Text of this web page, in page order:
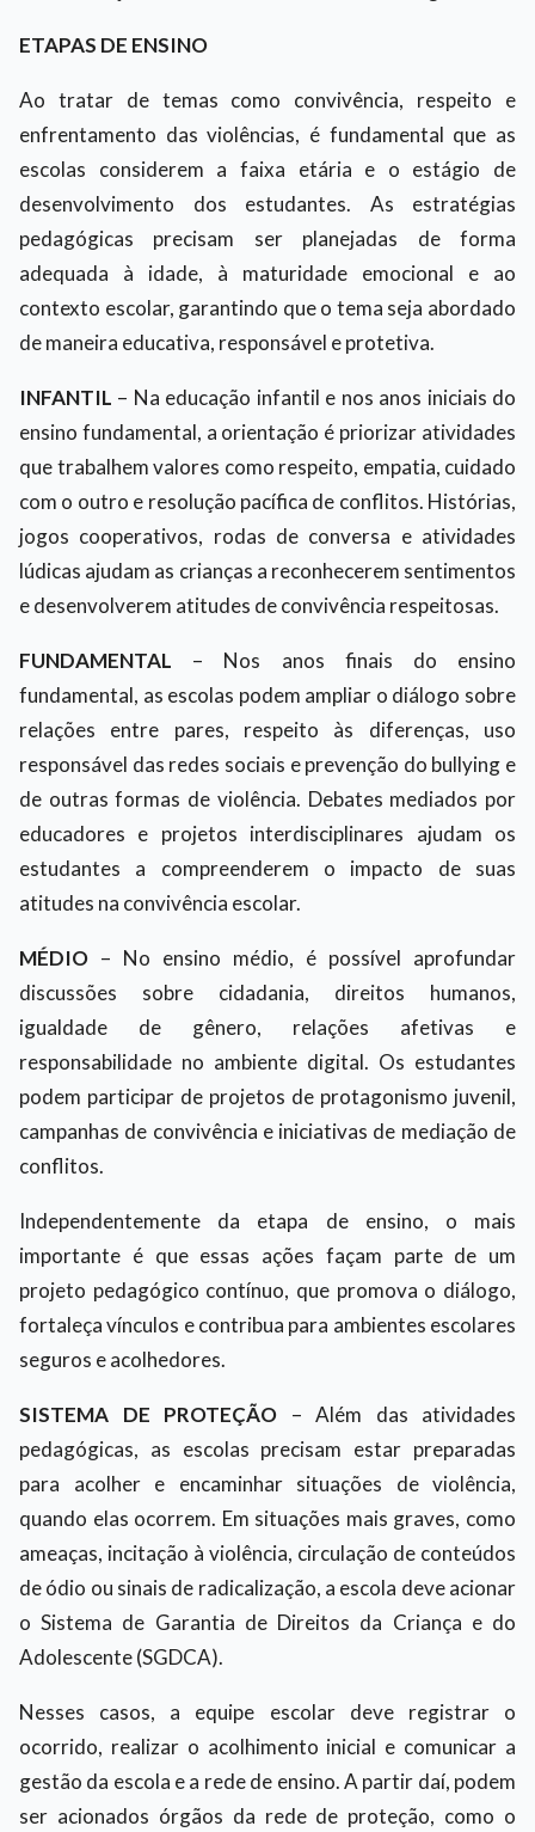
ETAPAS DE ENSINO
Ao tratar de temas como convivência, respeito e
enfrentamento das violências, é fundamental que as
escolas considerem a faixa etária e o estágio de
desenvolvimento dos estudantes. As estratégias
pedagógicas precisam ser planejadas de forma
adequada à idade, à maturidade emocional e ao
contexto escolar, garantindo que o tema seja abordado
de maneira educativa, responsável e protetiva.
INFANTIL – Na educação infantil e nos anos iniciais do
ensino fundamental, a orientação é priorizar atividades
que trabalhem valores como respeito, empatia, cuidado
com o outro e resolução pacífica de conflitos. Histórias,
jogos cooperativos, rodas de conversa e atividades
lúdicas ajudam as crianças a reconhecerem sentimentos
e desenvolverem atitudes de convivência respeitosas.
FUNDAMENTAL – Nos anos finais do ensino
fundamental, as escolas podem ampliar o diálogo sobre
relações entre pares, respeito às diferenças, uso
responsável das redes sociais e prevenção do bullying e
de outras formas de violência. Debates mediados por
educadores e projetos interdisciplinares ajudam os
estudantes a compreenderem o impacto de suas
atitudes na convivência escolar.
MÉDIO – No ensino médio, é possível aprofundar
discussões sobre cidadania, direitos humanos,
igualdade de gênero, relações afetivas e
responsabilidade no ambiente digital. Os estudantes
podem participar de projetos de protagonismo juvenil,
campanhas de convivência e iniciativas de mediação de
conflitos.
Independentemente da etapa de ensino, o mais
importante é que essas ações façam parte de um
projeto pedagógico contínuo, que promova o diálogo,
fortaleça vínculos e contribua para ambientes escolares
seguros e acolhedores.
SISTEMA DE PROTEÇÃO – Além das atividades
pedagógicas, as escolas precisam estar preparadas
para acolher e encaminhar situações de violência,
quando elas ocorrem. Em situações mais graves, como
ameaças, incitação à violência, circulação de conteúdos
de ódio ou sinais de radicalização, a escola deve acionar
o Sistema de Garantia de Direitos da Criança e do
Adolescente (SGDCA).
Nesses casos, a equipe escolar deve registrar o
ocorrido, realizar o acolhimento inicial e comunicar a
gestão da escola e a rede de ensino. A partir daí, podem
ser acionados órgãos da rede de proteção, como o